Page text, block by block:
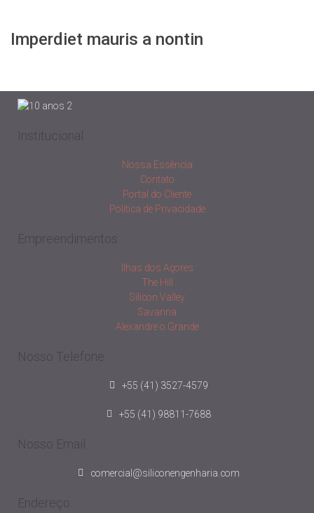
Imperdiet mauris a nontin
Institucional
Nossa Essência
Contato
Portal do Cliente
Política de Privacidade
Empreendimentos
Ilhas dos Açores
The Hill
Silicon Valley
Savanna
Alexandre o Grande
Nosso Telefone
+55 (41) 3527-4579
+55 (41) 98811-7688
Nosso Email
comercial@siliconengenharia.com
Endereço